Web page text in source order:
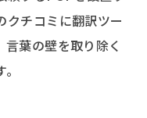
クチコミに翻訳ツー
葉の壁を取り除く